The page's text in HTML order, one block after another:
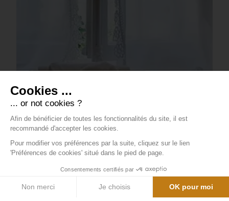
Cookies ...
... or not cookies ?
Afin de bénéficier de toutes les fonctionnalités du site, il est
recommandé d'accepter les cookies.
Pour modifier vos préférences par la suite, cliquez sur le lien
'Préférences de cookies' situé dans le pied de page.
Consentements certifiés par
Non merci Je choisis OK pour moi